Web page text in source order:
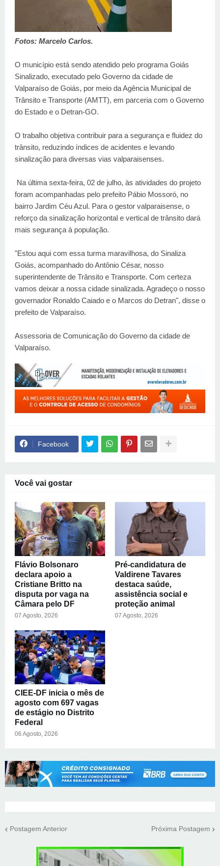
Fotos: Marcelo Carlos.
O município está sendo atendido pelo programa Goiás
Sinalizado, executado pelo Governo da cidade de
Valparaíso de Goiás, por meio da Agência Municipal de
Trânsito e Transporte (AMTT), em parceria com o Governo
do Estado e o Detran-GO.
O trabalho objetiva contribuir para a segurança e fluidez do
trânsito, reduzindo índices de acidentes e levando
sinalização para diversas vias valparaisenses.
Na última sexta-feira, 02 de julho, às atividades do projeto
foram acompanhadas pelo prefeito Pábio Mossoró, no
bairro Jardim Céu Azul. Para o gestor valparaisense, o
reforço da sinalização horizontal e vertical de trânsito dará
mais segurança à população.
"Estou aqui com essa turma maravilhosa, do Sinaliza
Goiás, acompanhado do Antônio César, nosso
superintendente de Trânsito e Transporte. Com certeza
vamos deixar a nossa cidade sinalizada. Agradeço o nosso
governador Ronaldo Caiado e o Marcos do Detran", disse o
prefeito de Valparaíso.
Assessoria de Comunicação do Governo da cidade de
Valparaíso.
Facebook
Você vai gostar
Flávio Bolsonaro
declara apoio a
Cristiane Britto na
disputa por vaga na
Câmara pelo DF
07 Agosto, 2026
Pré-candidatura de
Valdirene Tavares
destaca saúde,
assistência social e
proteção animal
07 Agosto, 2026
CIEE-DF inicia o mês de
agosto com 697 vagas
de estágio no Distrito
Federal
06 Agosto, 2026
Postagem Anterior Próxima Postagem